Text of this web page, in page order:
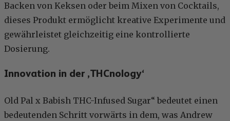
Backen von Keksen oder beim Mixen von Cocktails,
dieses Produkt ermöglicht kreative Experimente und
gewährleistet gleichzeitig eine kontrollierte
Dosierung.
Innovation in der ‚THCnology‘
Old Pal x Babish THC-Infused Sugar“ bedeutet einen
bedeutenden Schritt vorwärts in dem, was Andrew